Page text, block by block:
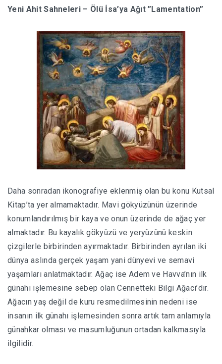
Yeni Ahit Sahneleri – Ölü İsa’ya Ağıt ”Lamentation”
Daha sonradan ikonografiye eklenmiş olan bu konu Kutsal
Kitap’ta yer almamaktadır. Mavi gökyüzünün üzerinde
konumlandırılmış bir kaya ve onun üzerinde de ağaç yer
almaktadır. Bu kayalık gökyüzü ve yeryüzünü keskin
çizgilerle birbirinden ayırmaktadır. Birbirinden ayrılan iki
dünya aslında gerçek yaşam yani dünyevi ve semavi
yaşamları anlatmaktadır. Ağaç ise Adem ve Havva’nın ilk
günahı işlemesine sebep olan Cennetteki Bilgi Ağacı’dır.
Ağacın yaş değil de kuru resmedilmesinin nedeni ise
insanın ilk günahı işlemesinden sonra artık tam anlamıyla
günahkar olması ve masumluğunun ortadan kalkmasıyla
ilgilidir.